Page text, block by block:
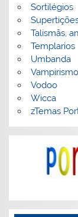
Sortilégios
Talismãs,
Templarios
Umbanda
Vampirismo
Vodoo
Wicca
zTemas